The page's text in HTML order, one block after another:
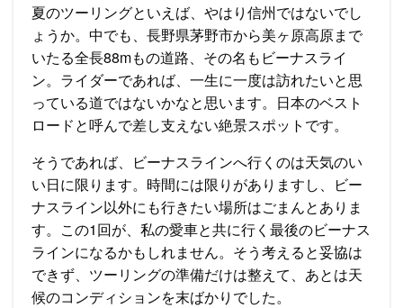
夏のツーリングといえば、やはり信州ではないでし
ょうか。中でも、長野県茅野市から美ヶ原高原まで
いたる全長88mもの道路、その名もビーナスライ
ン。ライダーであれば、一生に一度は訪れたいと思
っている道ではないかなと思います。日本のベスト
ロードと呼んで差し支えない絶景スポットです。
そうであれば、ビーナスラインへ行くのは天気のい
い日に限ります。時間には限りがありますし、ビー
ナスライン以外にも行きたい場所はごまんとありま
す。この1回が、私の愛車と共に行く最後のビーナス
ラインになるかもしれません。そう考えると妥協は
できず、ツーリングの準備だけは整えて、あとは天
候のコンディションを末ばかりでした。